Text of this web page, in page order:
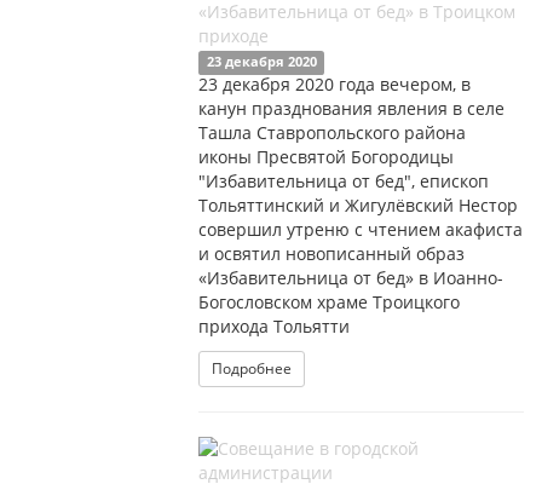
«Избавительница от бед» в Троицком
приходе
23 декабря 2020
23 декабря 2020 года вечером, в
канун празднования явления в селе
Ташла Ставропольского района
иконы Пресвятой Богородицы
"Избавительница от бед", епископ
Тольяттинский и Жигулёвский Нестор
совершил утреню с чтением акафиста
и освятил новописанный образ
«Избавительница от бед» в Иоанно-
Богословском храме Троицкого
прихода Тольятти
Подробнее